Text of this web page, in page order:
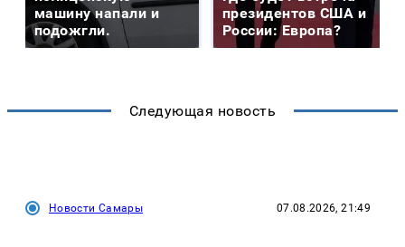
машину напали и
подожгли.
президентов США и
России: Европа?
Следующая новость
Новости Самары 07.08.2026, 21:49